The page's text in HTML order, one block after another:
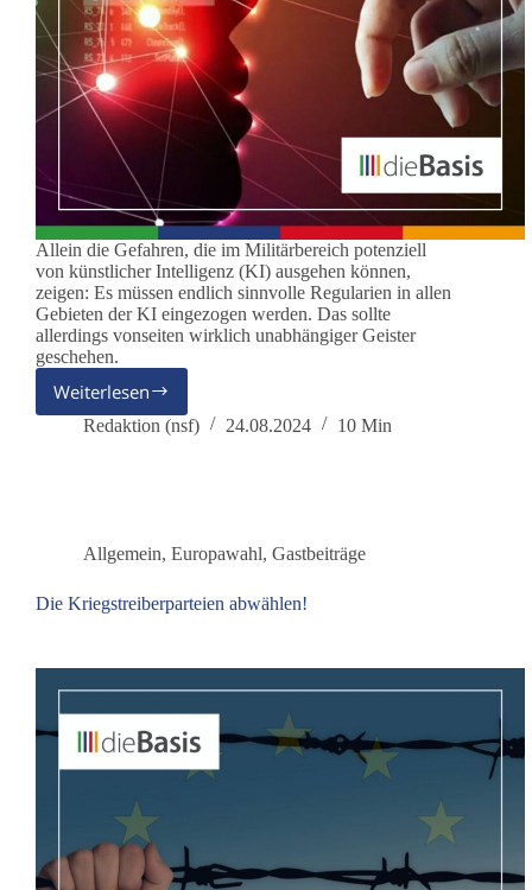
Allein die Gefahren, die im Militärbereich potenziell
von künstlicher Intelligenz (KI) ausgehen können,
zeigen: Es müssen endlich sinnvolle Regularien in allen
Gebieten der KI eingezogen werden. Das sollte
allerdings vonseiten wirklich unabhängiger Geister
geschehen.
Weiterlesen
Über
die
die
Marktschreier
Redaktion (nsf) 24.08.2024 10 Min
Allgemein, Europawahl, Gastbeiträge
Die Kriegstreiberparteien abwählen!